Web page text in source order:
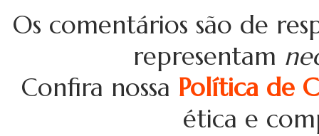
Os comentários são de
representam
Confira nossa Política de
ética e